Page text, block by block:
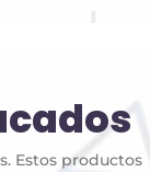
Estos productos